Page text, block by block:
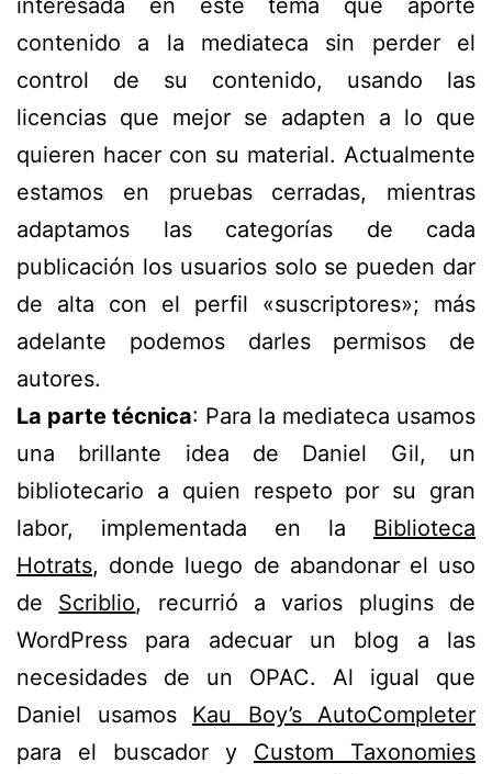
contenido a la mediateca sin perder el
control de su contenido, usando las
licencias que mejor se adapten a lo que
quieren hacer con su material. Actualmente
estamos en pruebas cerradas, mientras
adaptamos las categorías de cada
publicación los usuarios solo se pueden dar
de alta con el perfil «suscriptores»; más
adelante podemos darles permisos de
autores.
La parte técnica: Para la mediateca usamos
una brillante idea de Daniel Gil, un
bibliotecario a quien respeto por su gran
labor, implementada en la Biblioteca
Hotrats, donde luego de abandonar el uso
de Scriblio, recurrió a varios plugins de
WordPress para adecuar un blog a las
necesidades de un OPAC. Al igual que
Daniel usamos Kau Boy’s AutoCompleter
para el buscador y Custom Taxonomies